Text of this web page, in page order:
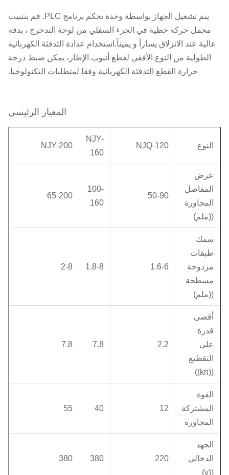
يتم تشغيل الجهاز بواسطة وحدة تحكم برنامج PLC. قم بتثبيت
محمل حركة خطية في الجزء السفلي من لوحة التدحرج ، بدقة
عالية عند الانزلاق يساراً و يميناً.استخدام عدادة التدفئة الكهربائية
الطولية من النوع الأفقي لقطع أنبوب الإطار، يمكن ضبط درجة
حرارة القطع التدفئة الكهربائية وفقا لمتطلبات التكنولوجيا.
المعيار الرئيسي
النوع NJQ-120
NJY-
160
NJY-200
عرض
المفاصل
المجاورة
((ملم)
50-90
100-
160
65-200
سمك
طبقات
مزدوجة
مسطحة
((ملم)
1.6-6
1.8-8
2-8
أقصى
قدرة
على
التقطيع
((kn))
2.2
7.8
7.8
القوة
المشتركة
المجاورة
12
40
55
الجهد
الدخالي
((v)
220
380
380